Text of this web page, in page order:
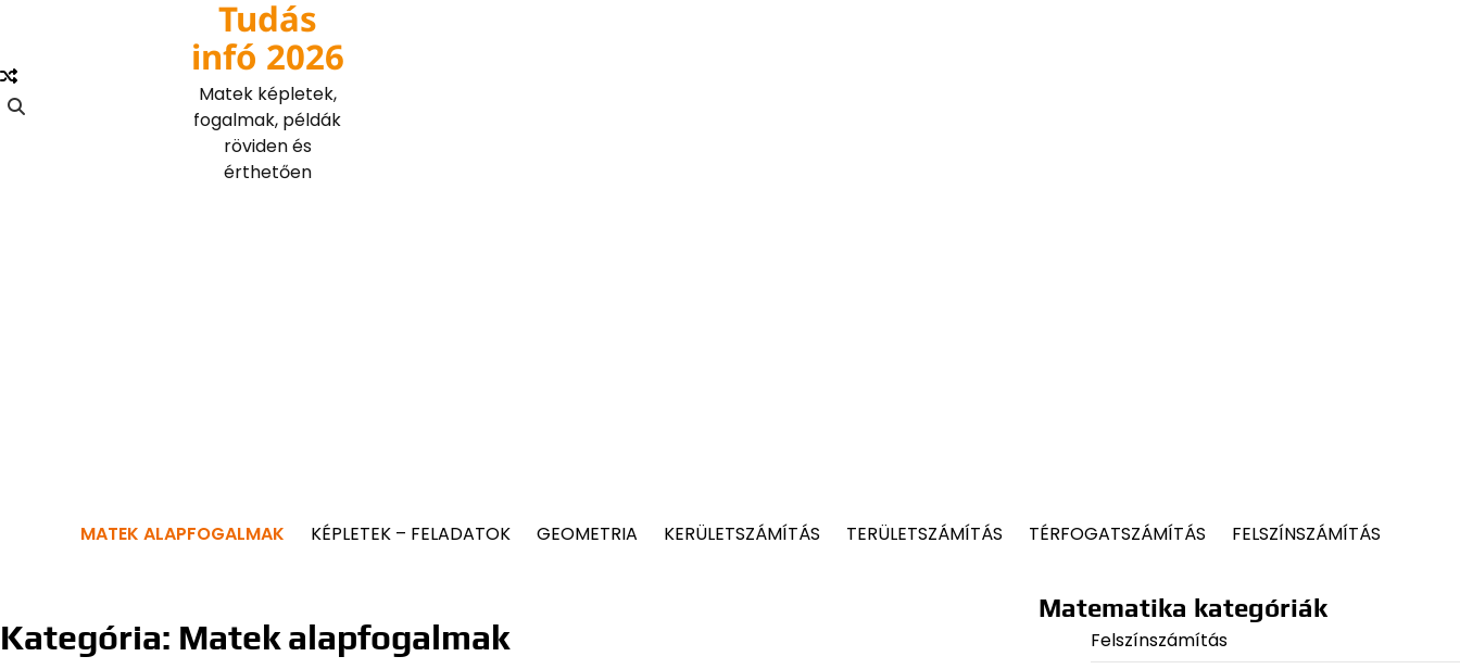
content
Tudás
infó 2026
Matek képletek,
fogalmak, példák
röviden és
érthetően
MATEK ALAPFOGALMAK KÉPLETEK – FELADATOK GEOMETRIA KERÜLETSZÁMÍTÁS TERÜLETSZÁMÍTÁS TÉRFOGATSZÁMÍTÁS FELSZÍNSZÁMÍTÁS
Kategória: Matek alapfogalmak
Matematika kategóriák
Felszínszámítás